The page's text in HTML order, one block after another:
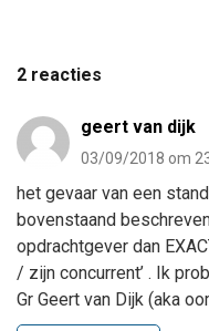
2 reacties
geert van dijk
03/09/2018 om
het gevaar van een
bovenstaand
opdrachtgever dan
/ zijn concurrent’ . Ik
Gr Geert van Dijk (aka